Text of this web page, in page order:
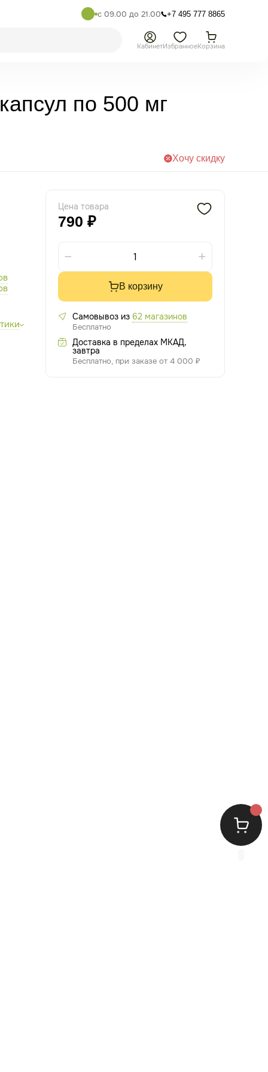
с 09.00 до 21.00 +7 495 777 8865
КабинетИзбранноеКорзина
по 500 мг
Хочу скидку
Цена товара
790 ₽
В корзину
Самовывоз из 62 магазинов
Бесплатно
Доставка в пределах МКАД,
завтра
Бесплатно, при заказе от 4 000 ₽